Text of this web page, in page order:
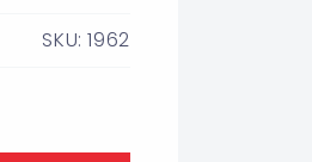
SKU: 1962